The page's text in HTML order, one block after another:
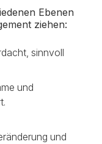
Ebenen
ziehen:
sinnvoll
und
und